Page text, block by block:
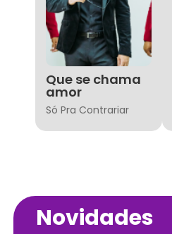
Que se chama
amor
Só Pra Contrariar
Novidades